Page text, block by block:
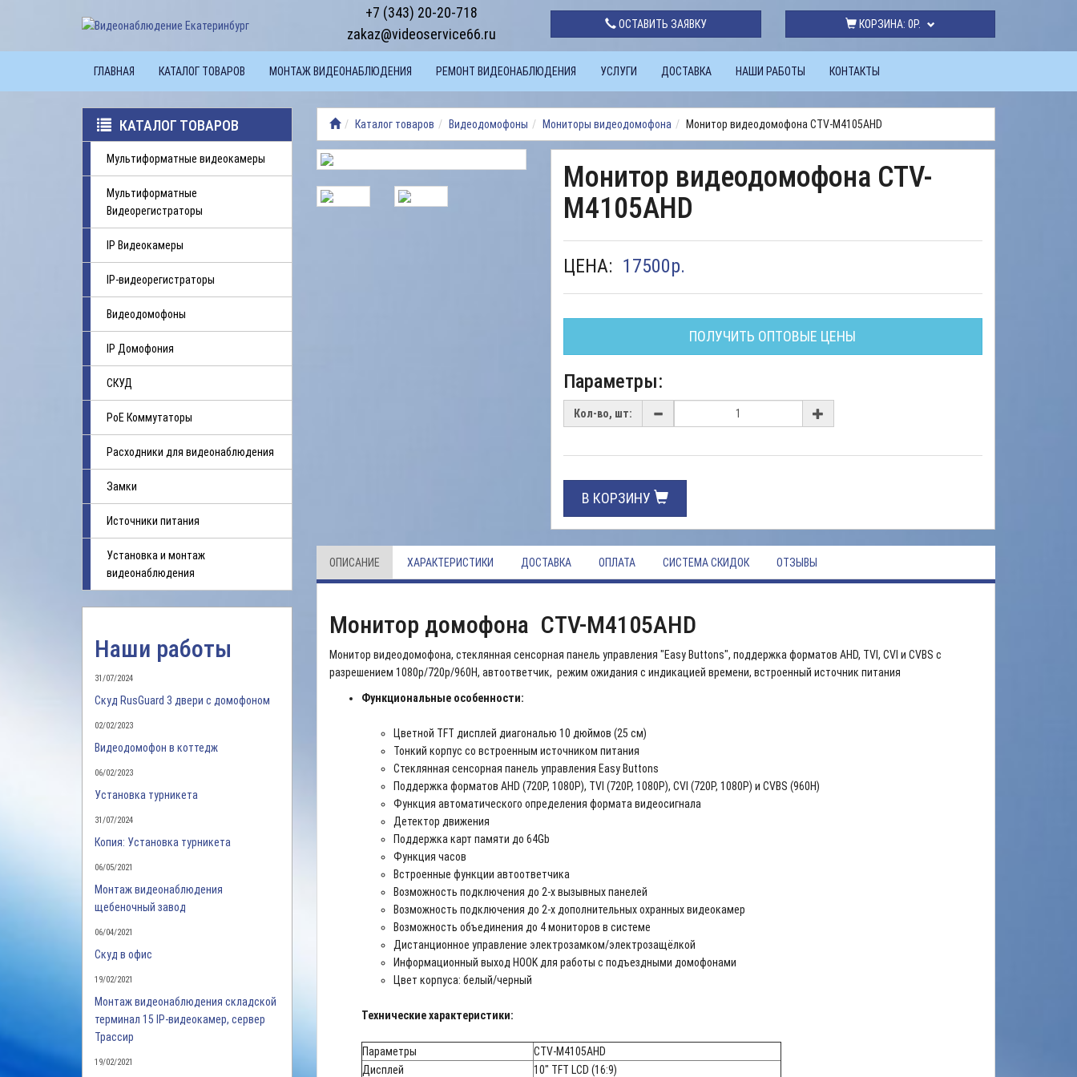
+7 (343) 20-20-718
zakaz@videoservice66.ru
ОСТАВИТЬ ЗАЯВКУ КОРЗИНА: 0Р.
ГЛАВНАЯ КАТАЛОГ ТОВАРОВ МОНТАЖ ВИДЕОНАБЛЮДЕНИЯ РЕМОНТ ВИДЕОНАБЛЮДЕНИЯ УСЛУГИ ДОСТАВКА НАШИ РАБОТЫ КОНТАКТЫ
КАТАЛОГ ТОВАРОВ
Мультиформатные видеокамеры
Мультиформатные
Видеорегистраторы
IP Видеокамеры
IP-видеорегистраторы
Видеодомофоны
IP Домофония
СКУД
PoE Коммутаторы
Расходники для видеонаблюдения
Замки
Источники питания
Установка и монтаж
видеонаблюдения
Наши работы
31/07/2024
Скуд RusGuard 3 двери с домофоном
02/02/2023
Видеодомофон в коттедж
06/02/2023
Установка турникета
31/07/2024
Копия: Установка турникета
06/05/2021
Монтаж видеонаблюдения
щебеночный завод
06/04/2021
Скуд в офис
19/02/2021
Монтаж видеонаблюдения складской
терминал 15 IP-видеокамер, сервер
Трассир
19/02/2021
Каталог товаров Видеодомофоны Мониторы видеодомофона Монитор видеодомофона CTV-M4105AHD
Монитор видеодомофона CTV-
M4105AHD
ЦЕНА: 17500р.
ПОЛУЧИТЬ ОПТОВЫЕ ЦЕНЫ
Параметры:
Кол-во, шт:
В КОРЗИНУ
ОПИСАНИЕ ХАРАКТЕРИСТИКИ ДОСТАВКА ОПЛАТА СИСТЕМА СКИДОК ОТЗЫВЫ
Монитор домофона CTV-M4105AHD
Монитор видеодомофона, стеклянная сенсорная панель управления "Easy Buttons", поддержка форматов AHD, TVI, CVI и CVBS с
разрешением 1080p/720p/960H, автоответчик, режим ожидания с индикацией времени, встроенный источник питания
Функциональные особенности:
Цветной TFT дисплей диагональю 10 дюймов (25 см)
Тонкий корпус со встроенным источником питания
Стеклянная сенсорная панель управления Easy Buttons
Поддержка форматов AHD (720P, 1080P), TVI (720P, 1080P), CVI (720P, 1080P) и CVBS (960H)
Функция автоматического определения формата видеосигнала
Детектор движения
Поддержка карт памяти до 64Gb
Функция часов
Встроенные функции автоответчика
Возможность подключения до 2-х вызывных панелей
Возможность подключения до 2-х дополнительных охранных видеокамер
Возможность объединения до 4 мониторов в системе
Дистанционное управление электрозамком/электрозащёлкой
Информационный выход HOOK для работы с подъездными домофонами
Цвет корпуса: белый/черный
Технические характеристики:
Параметры
CTV-M4105AHD
Дисплей
10" TFT LCD (16:9)